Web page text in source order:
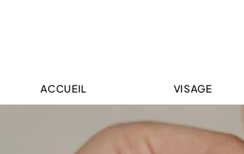
ACCUEIL VISAGE